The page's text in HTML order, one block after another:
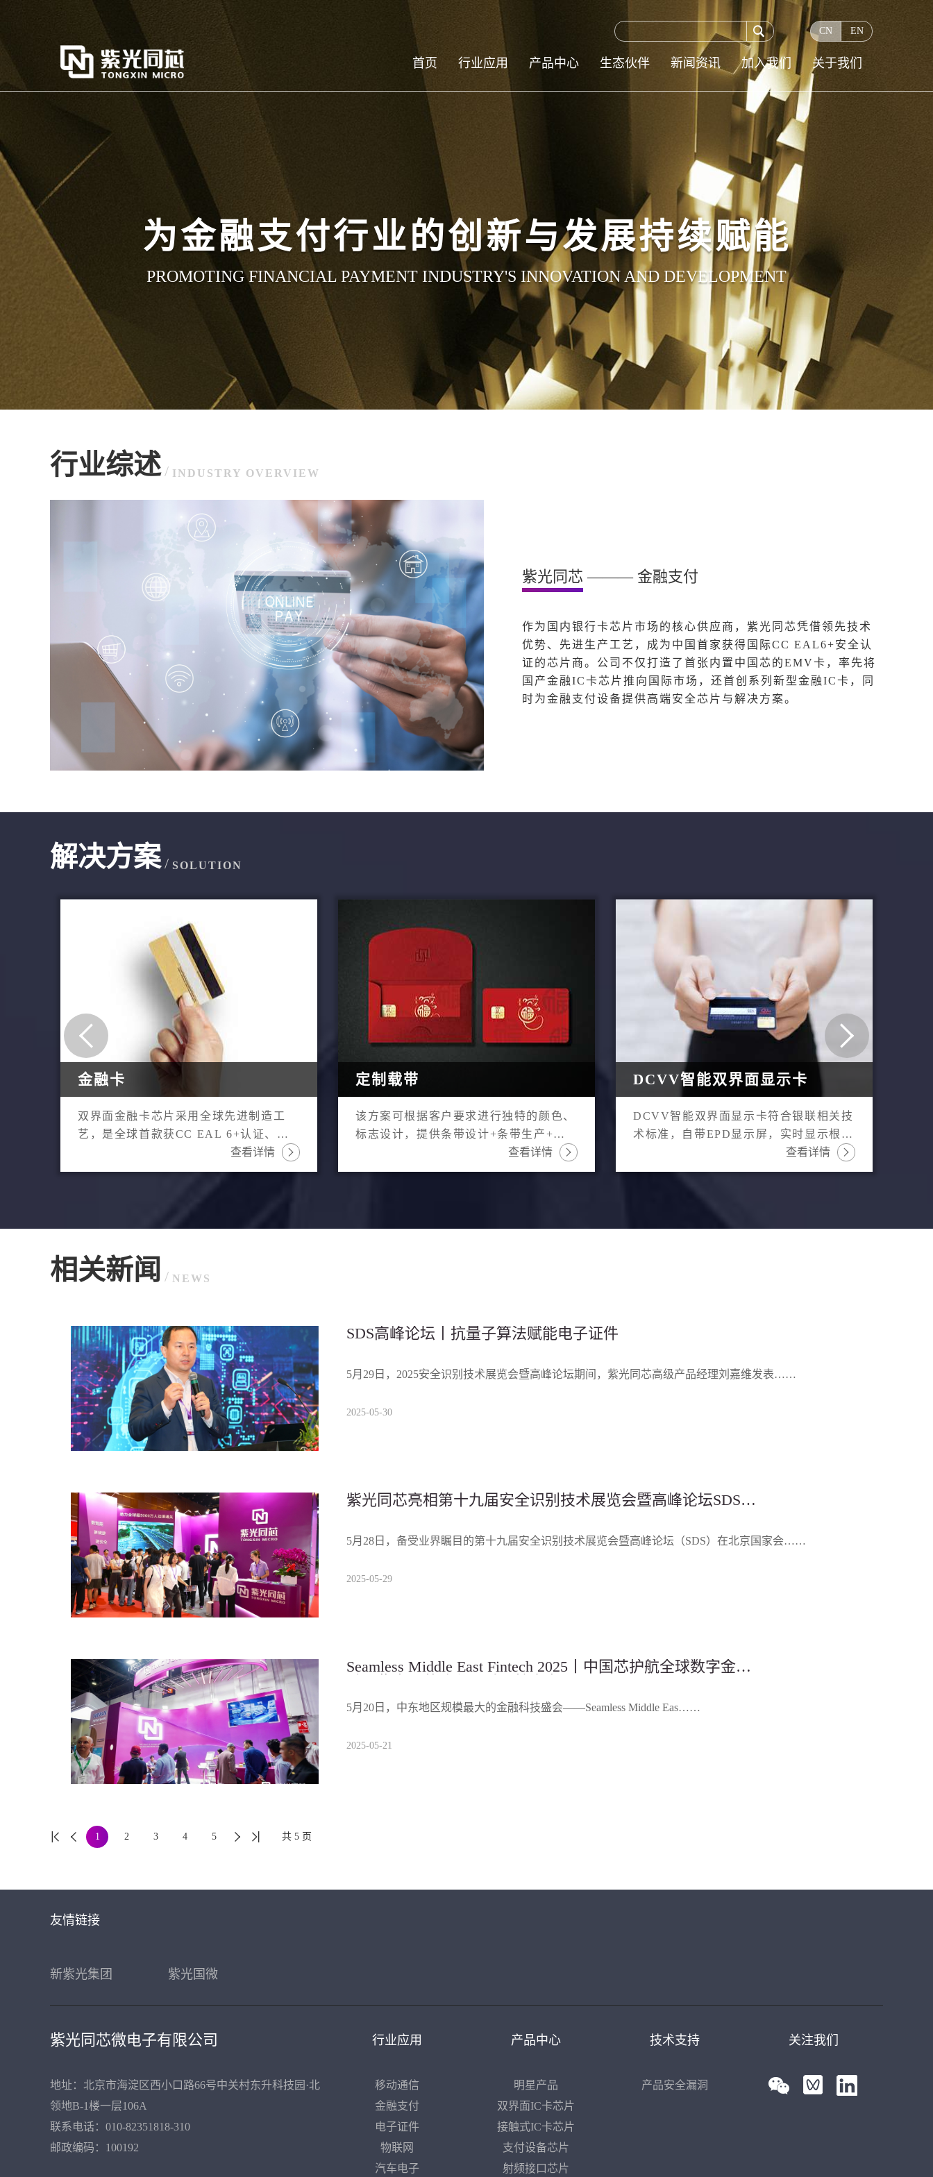
 CN EN
首页 行业应用 产品中心 生态伙伴 新闻资讯 加入我们 关于我们
为金融支付行业的创新与发展持续赋能
PROMOTING FINANCIAL PAYMENT INDUSTRY'S INNOVATION AND DEVELOPMENT
行业综述 / INDUSTRY OVERVIEW
紫光同芯 ——— 金融支付
作为国内银行卡芯片市场的核心供应商，紫光同芯凭借领先技术
优势、先进生产工艺，成为中国首家获得国际CC EAL6+安全认
证的芯片商。公司不仅打造了首张内置中国芯的EMV卡，率先将
国产金融IC卡芯片推向国际市场，还首创系列新型金融IC卡，同
时为金融支付设备提供高端安全芯片与解决方案。
解决方案 / SOLUTION
金融卡
双界面金融卡芯片采用全球先进制造工
艺，是全球首款获CC EAL 6+认证、支
持EMV海外批量发卡的中国芯，已在海
内外银行大批量发卡。
查看详情 
定制载带
该方案可根据客户要求进行独特的颜色、
标志设计，提供条带设计+条带生产+模
块封装+晶圆一站式服务，应用场景从卡
组织logo、银行logo、联名企业logo、到
查看详情 
DCVV智能双界面显示卡
DCVV智能双界面显示卡符合银联相关技
术标准，自带EPD显示屏，实时显示根据
内部算法自动生成并周期性刷新的三位动
态CVV码。即使卡片信息被盗，DCVV
查看详情 
 
相关新闻 / NEWS
SDS高峰论坛丨抗量子算法赋能电子证件
5月29日，2025安全识别技术展览会暨高峰论坛期间，紫光同芯高级产品经理刘嘉维发表……
2025-05-30
紫光同芯亮相第十九届安全识别技术展览会暨高峰论坛SDS
5月28日，备受业界瞩目的第十九届安全识别技术展览会暨高峰论坛（SDS）在北京国家会……
2025-05-29
Seamless Middle East Fintech 2025丨中国芯护航全球数字金
5月20日，中东地区规模最大的金融科技盛会——Seamless Middle Eas……
2025-05-21
  1 2 3 4 5   共 5 页
友情链接
新紫光集团 紫光国微
紫光同芯微电子有限公司
地址：北京市海淀区西小口路66号中关村东升科技园·北
领地B-1楼一层106A
联系电话：010-82351818-310
邮政编码：100192
行业应用
移动通信
金融支付
电子证件
物联网
汽车电子
产品中心
明星产品
双界面IC卡芯片
接触式IC卡芯片
支付设备芯片
射频接口芯片
技术支持
产品安全漏洞
关注我们